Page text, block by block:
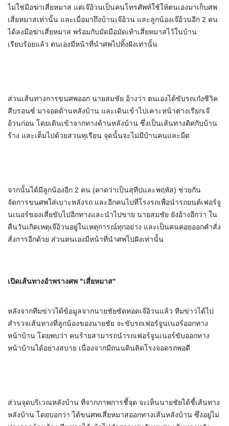
ไม่ใช่มือฆ่าเสี่ยหมาส แต่เจ๊อ้วนเป็นคนโทรศัพท์ใช้ให้ตนเองมาเก็บศพ
เสี่ยหมาสเท่านั้น และเมื่อมาถึงบ้านเจ๊อ้วน และลูกน้องเจ๊อ้วนอีก 2 คน
ได้ลงมือฆ่าเสี่ยหมาส พร้อมกับมัดมือมัดเท้าเสี่ยหมาสไว้ในบ้าน
เรียบร้อยแล้ว ตนเองมีหน้าที่นำศพไปทิ้งฝังเท่านั้น
ส่วนเส้นทางการขนศพออก นายสมชัย อ้างว่า ตนเองได้ขับรถเก๋งซีวิค
สีบรอนซ์ มาจอดด้านหลังบ้าน และเดินเข้าไปเคาะหน้าต่างเรียกเจ๊
อ้วนก่อน โดยเดินเข้าจากทางด้านหลังบ้าน ซึ่งเป็นเส้นทางติดกับบ้าน
ร้าง และเต็มไปด้วยสวนทุเรียน จุดนั้นจะไม่มีบ้านคนและมืด
จากนั้นได้มีลูกน้องอีก 2 คน (คาดว่าเป็นสุทีปและพฤหัส) ช่วยกัน
จัดการขนศพใส่เบาะหลังรถ และอีกคนไปที่โรงรถเพื่อนำรถยนต์เฟอร์จู
นเนอร์ของเสี่ยขับไปอีกทางและนำไปขาย นายสมชัย ยังอ้างอีกว่า ใน
คืนวันเกิดเหตุเจ๊อ้วนอยู่ในเหตุการณ์ทุกอย่าง และเป็นคนคอยออกคำสั่ง
สั่งการอีกด้วย ส่วนตนเองมีหน้าที่นำศพไปฝังเท่านั้น
เปิดเส้นทางอำพรางศพ "เสี่ยหมาส"
หลังจากทีมข่าวได้ข้อมูลจากนายชัยซัดทอดเจ๊อ้วนแล้ว ทีมข่าวได้ไป
สำรวจเส้นทางที่ลูกน้องของนายชัย จะขับรถเฟอร์จูนเนอร์ออกทาง
หน้าบ้าน โดยพบว่า คนร้ายสามารถนำรถเฟอร์จูนเนอร์ขับออกทาง
หน้าบ้านได้อย่างสบาย เนื่องจากมีถนนดินติดโรงจอดรถพอดี
ส่วนจุดบริเวณหลังบ้าน ที่จากภาพการชี้จุด จะเห็นนายชัยได้ชี้เส้นทาง
หลังบ้าน โดยบอกว่า ได้ขนศพเสี่ยหมาสออกทางเส้นหลังบ้าน ซึ่งอยู่ไม่